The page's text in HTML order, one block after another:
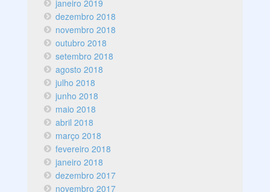
janeiro 2019
dezembro 2018
novembro 2018
outubro 2018
setembro 2018
agosto 2018
julho 2018
junho 2018
maio 2018
abril 2018
março 2018
fevereiro 2018
janeiro 2018
dezembro 2017
novembro 2017